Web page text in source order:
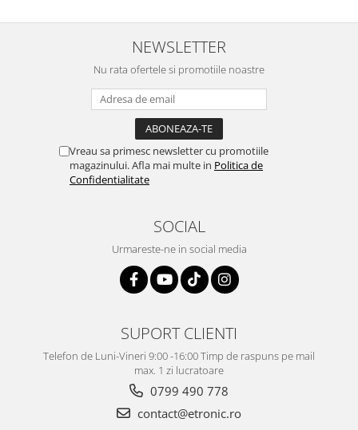
NEWSLETTER
Nu rata ofertele si promotiile noastre
Vreau sa primesc newsletter cu promotiile
magazinului. Afla mai multe in Politica de
Confidentialitate
SOCIAL
Urmareste-ne in social media
SUPORT CLIENTI
Telefon de Luni-Vineri 9:00 -16:00 Timp de raspuns pe mail
max. 1 zi lucratoare
0799 490 778
contact@etronic.ro